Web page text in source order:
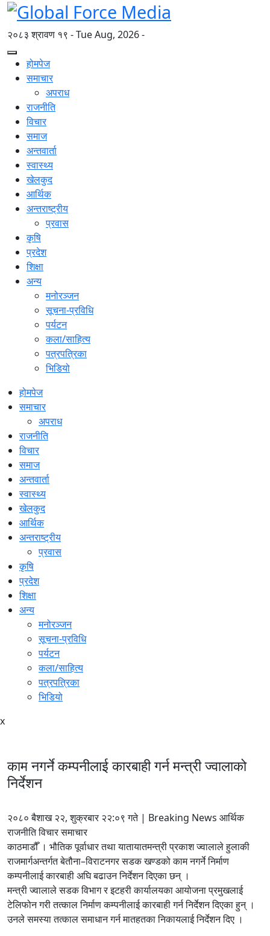
२०८३ श्रावण १९ - Tue Aug, 2026 -
होमपेज
समाचार
अपराध
राजनीति
विचार
समाज
अन्तवार्ता
स्वास्थ्य
खेलकुद
आर्थिक
अन्तराष्ट्रीय
प्रवास
कृषि
प्रदेश
शिक्षा
अन्य
मनोरञ्जन
सूचना-प्रविधि
पर्यटन
कला/साहित्य
पत्रपत्रिका
भिडियो
होमपेज
समाचार
अपराध
राजनीति
विचार
समाज
अन्तवार्ता
स्वास्थ्य
खेलकुद
आर्थिक
अन्तराष्ट्रीय
प्रवास
कृषि
प्रदेश
शिक्षा
अन्य
मनोरञ्जन
सूचना-प्रविधि
पर्यटन
कला/साहित्य
पत्रपत्रिका
भिडियो
x
काम नगर्ने कम्पनीलाई कारबाही गर्न मन्त्री ज्वालाको
निर्देशन
२०८० बैशाख २२, शुक्रबार २२:०९ गते | Breaking News आर्थिक
राजनीति विचार समाचार
काठमाडौँ । भौतिक पूर्वाधार तथा यातायातमन्त्री प्रकाश ज्वालाले हुलाकी
राजमार्गअन्तर्गत बेतौना–विराटनगर सडक खण्डको काम नगर्ने निर्माण
कम्पनीलाई कारबाही अघि बढाउन निर्देशन दिएका छन् ।
मन्त्री ज्वालाले सडक विभाग र इटहरी कार्यालयका आयोजना प्रमुखलाई
टेलिफोन गरी तत्काल निर्माण कम्पनीलाई कारबाही गर्न निर्देशन दिएका हुन् ।
उनले समस्या तत्काल समाधान गर्न मातहतका निकायलाई निर्देशन दिए ।